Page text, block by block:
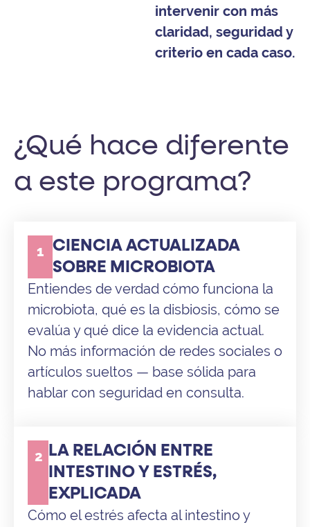
intervenir con más
claridad, seguridad y
criterio en cada caso.
¿Qué hace diferente
a este programa?
1 CIENCIA ACTUALIZADA
SOBRE MICROBIOTA
Entiendes de verdad cómo funciona la
microbiota, qué es la disbiosis, cómo se
evalúa y qué dice la evidencia actual.
No más información de redes sociales o
artículos sueltos — base sólida para
hablar con seguridad en consulta.
2 LA RELACIÓN ENTRE
INTESTINO Y ESTRÉS,
EXPLICADA
Cómo el estrés afecta al intestino y